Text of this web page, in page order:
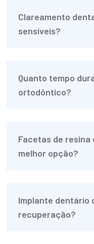
Clareamento
sensíveis?
Quanto tempo
ortodôntico?
Facetas de resina
melhor opção?
Implante dentário
recuperação?